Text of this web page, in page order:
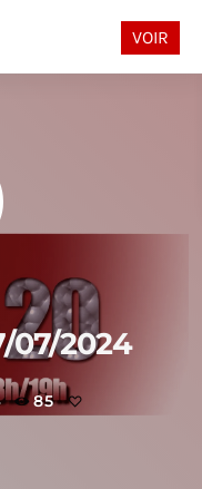
play_arrow
07/2024
85
VOIR